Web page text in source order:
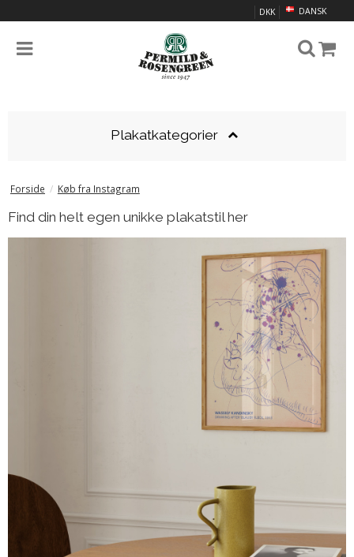
DANSK
DKK
Plakatkategorier
Forside / Køb fra Instagram
Find din helt egen unikke plakatstil her